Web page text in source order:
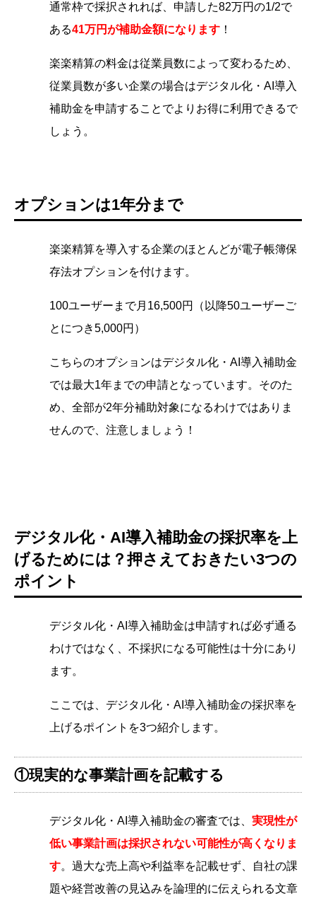
通常枠で採択されれば、申請した82万円の1/2で
ある41万円が補助金額になります ！
楽楽精算の料金は従業員数によって変わるため、
従業員数が多い企業の場合はデジタル化・AI導入
補助金を申請することでよりお得に利用できるで
しょう。
オプションは1年分まで
楽楽精算を導入する企業のほとんどが電子帳簿保
存法オプションを付けます。
100ユーザーまで月16,500円（以降50ユーザーご
とにつき5,000円）
こちらのオプションはデジタル化・AI導入補助金
では最大1年までの申請となっています。そのた
め、全部が2年分補助対象になるわけではありま
せんので、注意しましょう！
デジタル化・AI導入補助金の採択率を上
げるためには？押さえておきたい3つの
ポイント
デジタル化・AI導入補助金は申請すれば必ず通る
わけではなく、不採択になる可能性は十分にあり
ます。
ここでは、デジタル化・AI導入補助金の採択率を
上げるポイントを3つ紹介します。
①現実的な事業計画を記載する
デジタル化・AI導入補助金の審査では、 実現性が
低い事業計画は採択されない可能性が高くなりま
す。過大な売上高や利益率を記載せず、自社の課
題や経営改善の見込みを論理的に伝えられる文章